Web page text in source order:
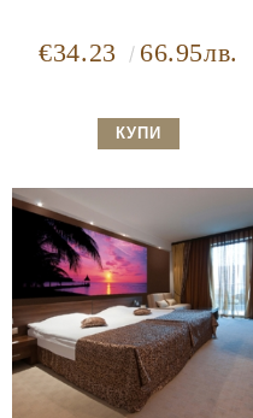
€34.23 66.95лв.